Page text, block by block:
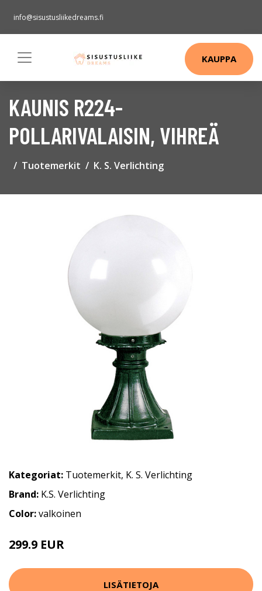
info@sisustusliikedreams.fi
KAUPPA
KAUNIS R224-
POLLARIVALAISIN, VIHREÄ
Tuotemerkit K. S. Verlichting
Kategoriat: Tuotemerkit, K. S. Verlichting
Brand: K.S. Verlichting
Color:valkoinen
299.9 EUR
LISÄTIETOJA